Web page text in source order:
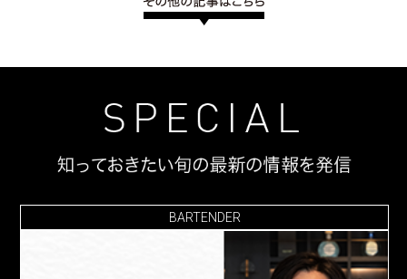
BARTENDER